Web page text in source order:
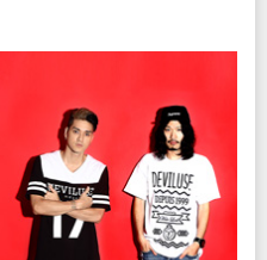
326-444